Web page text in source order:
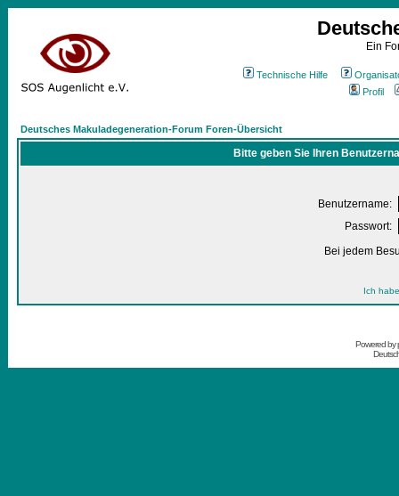
Ein
Technische Hilfe
Profil
Deutsches Makuladegeneration-Forum Foren-Übersicht
Bitte geben Sie Ihren
Benutzername:
Passwort:
Bei jedem
Ich
Powered by